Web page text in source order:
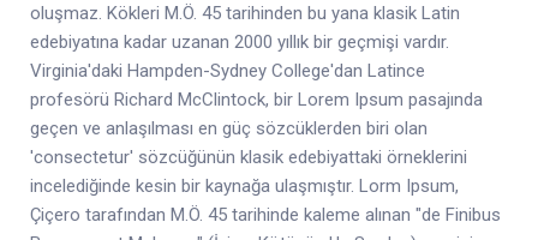
oluşmaz. Kökleri M.Ö. 45 tarihinden bu yana klasik Latin
edebiyatına kadar uzanan 2000 yıllık bir geçmişi vardır.
Virginia'daki Hampden-Sydney College'dan Latince
profesörü Richard McClintock, bir Lorem Ipsum pasajında
geçen ve anlaşılması en güç sözcüklerden biri olan
'consectetur' sözcüğünün klasik edebiyattaki örneklerini
incelediğinde kesin bir kaynağa ulaşmıştır. Lorm Ipsum,
Çiçero tarafından M.Ö. 45 tarihinde kaleme alınan "de Finibus